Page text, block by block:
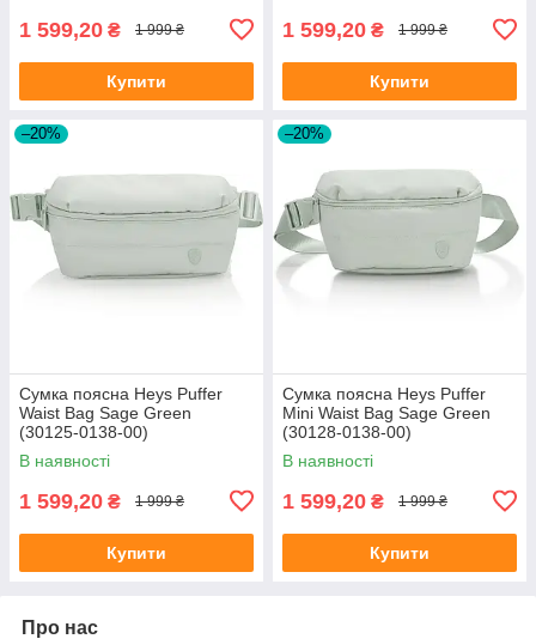
1 599,20 ₴ 1 999 ₴
Купити
1 599,20 ₴ 1 999 ₴
Купити
–20%
Сумка поясна Heys Puffer
Waist Bag Sage Green
(30125-0138-00)
В наявності
1 599,20 ₴ 1 999 ₴
Купити
–20%
Сумка поясна Heys Puffer
Mini Waist Bag Sage Green
(30128-0138-00)
В наявності
1 599,20 ₴ 1 999 ₴
Купити
Про нас